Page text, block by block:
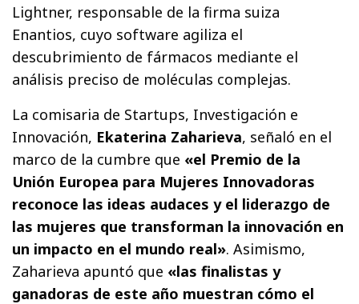
Lightner, responsable de la firma suiza
Enantios, cuyo software agiliza el
descubrimiento de fármacos mediante el
análisis preciso de moléculas complejas.
La comisaria de Startups, Investigación e
Innovación, Ekaterina Zaharieva, señaló en el
marco de la cumbre que «el Premio de la
Unión Europea para Mujeres Innovadoras
reconoce las ideas audaces y el liderazgo de
las mujeres que transforman la innovación en
un impacto en el mundo real». Asimismo,
Zaharieva apuntó que «las finalistas y
ganadoras de este año muestran cómo el